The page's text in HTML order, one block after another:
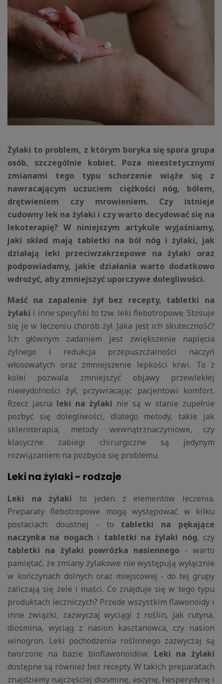
Żylaki to problem, z którym boryka się spora grupa
osób, szczególnie kobiet. Poza nieestetycznymi
zmianami tego typu schorzenie wiąże się z
nawracającym uczuciem ciężkości nóg, bólem,
drętwieniem czy mrowieniem. Czy istnieje
cudowny lek na żylaki i czy warto decydować się na
lekoterapię? W niniejszym artykule wyjaśniamy,
jaki skład mają tabletki na ból nóg i żylaki, jak
działają leki przeciwzakrzepowe na żylaki oraz
podpowiadamy, jakie działania warto dodatkowo
wdrożyć, aby zmniejszyć uporczywe dolegliwości.
Maść na zapalenie żył bez recepty, tabletki na
żylaki i inne specyfiki to tzw. leki flebotropowe. Stosuje
się je w leczeniu chorób żył. Jaka jest ich skuteczność?
Ich głównym zadaniem jest zwiększenie napięcia
żylnego i redukcja przepuszczalności naczyń
włosowatych oraz zmniejszenie lepkości krwi. To z
kolei pozwala zmniejszyć objawy przewlekłej
niewydolności żył, przywracając pacjentowi komfort.
Rzecz jasna leki na żylaki nie są w stanie zupełnie
pozbyć się dolegliwości, dlatego metody, takie jak
skleroterapia, metody wewnątrznaczyniowe, czy
klasyczne zabiegi chirurgiczne są jedynym
rozwiązaniem na pozbycie się problemu.
Leki na żylaki - rodzaje
Leki na żylaki to jeden z elementów leczenia.
Preparaty flebotropowe mogą występować w kilku
postaciach: doustnej - to tabletki na pękające
naczynka na nogach i tabletki na żylaki nóg, czy
tabletki na żylaki powrózka nasiennego - warto
pamiętać, że zmiany żylakowe nie występują wyłącznie
w kończynach dolnych oraz miejscowej - do tej grupy
zaliczają się żele i maści. Co znajduje się w tego typu
produktach leczniczych? Przede wszystkim flawonoidy i
inne związki, zazwyczaj wyciągi z roślin, jak rutyna,
diosmina, wyciąg z nasion kasztanowca, czy nasion
winogron. Leki pochodzenia roślinnego zazwyczaj są
tworzone na bazie bioflawonoidów. Leki na żylaki
dostępne są również bez recepty. W takich preparatach
znajdziemy najczęściej diosminę, escynę, hesperydynę i